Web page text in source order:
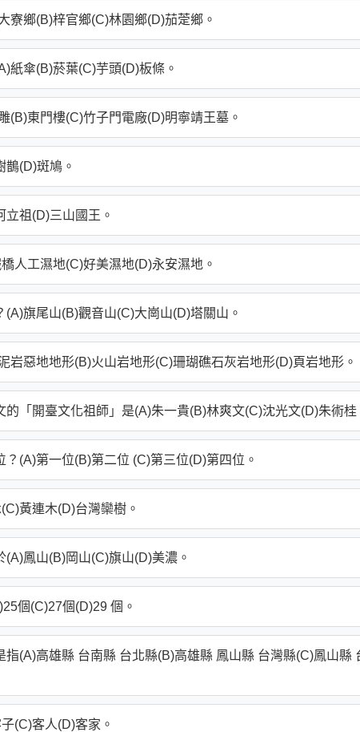
寮鄉(B)梓官鄉(C)林園鄉(D)茄萣鄉。
紙傘(B)菸葉(C)芋頭(D)板條。
(B)東門樓(C)竹子門電廠(D)明寧靖王墓。
(D)斑鳩。
祖(D)三山國王。
人工濕地(C)好美濕地(D)永安濕地。
旗尾山(B)觀音山(C)大崗山(D)塔關山。
岩惡地地形(B)火山岩地形(C)珊瑚礁石灰岩地形(D)頁岩地形。
「開臺文化祖師」是(A)朱一貴(B)林爽文(C)沈光文(D)朱術桂
(A)第一位(B)第二位 (C)第三位(D)第四位。
黃連木(D)台灣欒樹。
鳳山(B)岡山(C)旗山(D)美濃。
個(C)27個(D)29 個。
(A)高雄縣 台南縣 台北縣(B)高雄縣 鳳山縣 台灣縣(C)鳳山縣
(C)客人(D)客家。